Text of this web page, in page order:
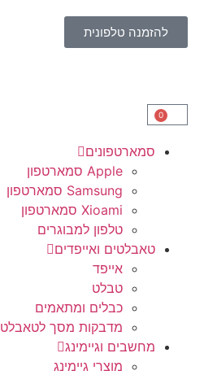
0
להזמנה טלפונית
סמארטפונים
Apple סמארטפון
Samsung סמארטפון
Xioami סמארטפון
טלפון למבוגרים
טאבלטים ואייפדים
אייפד
טבלט
כבלים ומתאמים
מדבקות מסך לטאבלט
מחשבים וגיימינג
מוצרי גיימינג